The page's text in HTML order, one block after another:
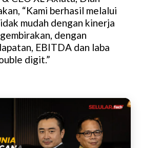
“Kami berhasil melalui
mudah dengan kinerja
dengan
EBITDA dan laba
digit.”